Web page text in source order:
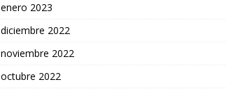
enero 2023
diciembre 2022
noviembre 2022
octubre 2022